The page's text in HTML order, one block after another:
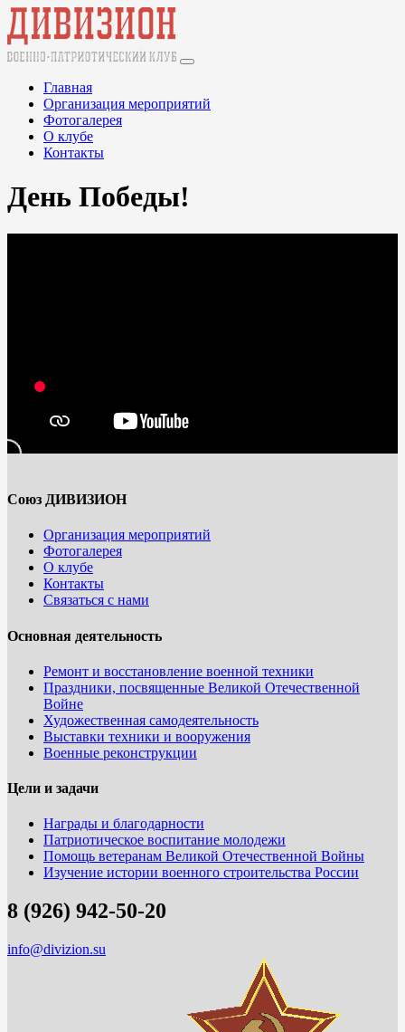
Главная
Организация мероприятий
Фотогалерея
О клубе
Контакты
День Победы!
Союз ДИВИЗИОН
Организация мероприятий
Фотогалерея
О клубе
Контакты
Связаться с нами
Основная деятельность
Ремонт и восстановление военной техники
Праздники, посвященные Великой Отечественной
Войне
Художественная самодеятельность
Выставки техники и вооружения
Военные реконструкции
Цели и задачи
Награды и благодарности
Патриотическое воспитание молодежи
Помощь ветеранам Великой Отечественной Войны
Изучение истории военного строительства России
8 (926) 942-50-20
info@divizion.su